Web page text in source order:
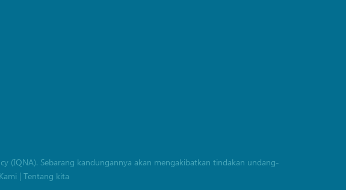
(IQNA). Sebarang kandungannya akan mengakibatkan tindakan undang-
| Tentang kita